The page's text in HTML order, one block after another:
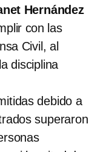
Hernández
con las
Civil, al
disciplina
debido a
superaron